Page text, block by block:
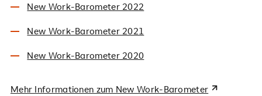
New Work-Barometer 2022
New Work-Barometer 2021
New Work-Barometer 2020
Mehr Informationen zum New Work-Barometer